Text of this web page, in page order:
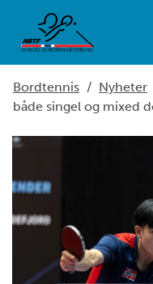
Bordtennis / Nyheter
både singel og mixed